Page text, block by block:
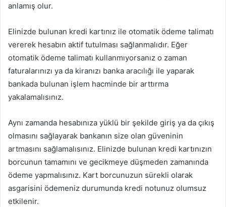
anlamış olur.
Elinizde bulunan kredi kartınız ile otomatik ödeme talimatı
vererek hesabın aktif tutulması sağlanmalıdır. Eğer
otomatik ödeme talimatı kullanmıyorsanız o zaman
faturalarınızı ya da kiranızı banka aracılığı ile yaparak
bankada bulunan işlem hacminde bir arttırma
yakalamalısınız.
Aynı zamanda hesabınıza yüklü bir şekilde giriş ya da çıkış
olmasını sağlayarak bankanın size olan güveninin
artmasını sağlamalısınız. Elinizde bulunan kredi kartınızın
borcunun tamamını ve gecikmeye düşmeden zamanında
ödeme yapmalısınız. Kart borcunuzun sürekli olarak
asgarisini ödemeniz durumunda kredi notunuz olumsuz
etkilenir.